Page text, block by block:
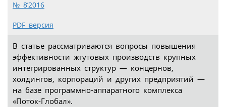
№ 8’2016
PDF версия
В статье рассматриваются вопросы повышения
эффективности жгутовых производств крупных
интегрированных структур — концернов,
холдингов, корпораций и других предприятий —
на базе программно-аппаратного комплекса
«Поток-Глобал».